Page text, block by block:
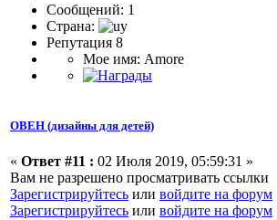
Сообщений: 1
Страна:
Репутация 8
Мое имя: Amore
ОВЕН (дизайны для детей)
« Ответ #11 : 02 Июля 2019, 05:59:31 »
Вам не разрешено просматривать ссылки
Зарегистрируйтесь или войдите на форум
Зарегистрируйтесь или войдите на форум